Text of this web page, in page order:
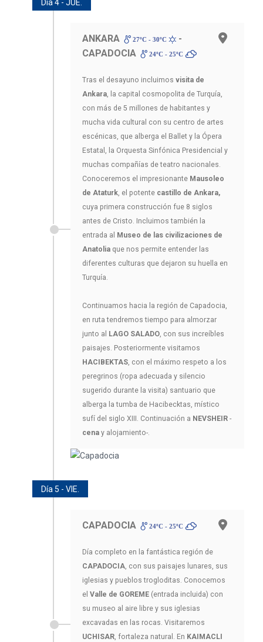
Día 4 - JUE.
ANKARA 27ºC - 30ºC
-
CAPADOCIA
24ºC - 25ºC
Tras el desayuno incluimos visita de
Ankara, la capital cosmopolita de Turquía,
con más de 5 millones de habitantes y
mucha vida cultural con su centro de artes
escénicas, que alberga el Ballet y la Ópera
Estatal, la Orquesta Sinfónica Presidencial y
muchas compañías de teatro nacionales.
Conoceremos el impresionante Mausoleo
de Ataturk, el potente castillo de Ankara,
cuya primera construcción fue 8 siglos
antes de Cristo. Incluimos también la
entrada al
Museo de las civilizaciones de
Anatolia que nos permite entender las
diferentes culturas que dejaron su huella en
Turquía.
Continuamos hacia la región de Capadocia,
en ruta tendremos tiempo para almorzar
junto al
LAGO SALADO, con sus increíbles
paisajes. Posteriormente visitamos
HACIBEKTAS, con el máximo respeto a los
peregrinos (ropa adecuada y silencio
sugerido durante la visita) santuario que
alberga la tumba de Hacibecktas, místico
sufí del siglo XIII. Continuación a NEVSHEIR -
cena y alojamiento-.
Día 5 - VIE.
CAPADOCIA 24ºC - 25ºC
Día completo en la fantástica región de
CAPADOCIA, con sus paisajes lunares, sus
iglesias y pueblos trogloditas. Conocemos
el Valle de GOREME (entrada incluida) con
su museo al aire libre y sus iglesias
excavadas en las rocas. Visitaremos
UCHISAR, fortaleza natural. En KAIMACLI